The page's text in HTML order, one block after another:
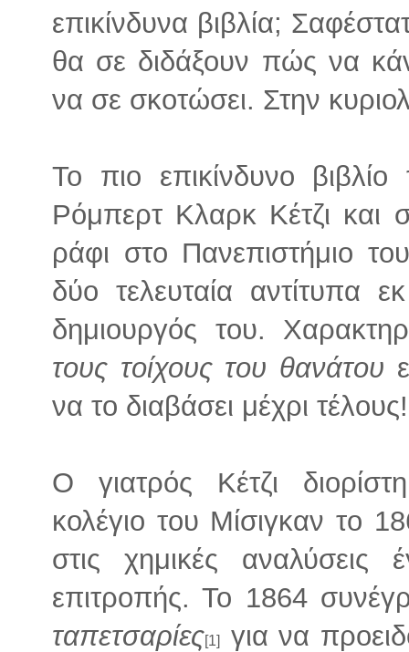
επικίνδυνα βιβλία;
θα σε διδάξουν πώς να
να σε σκοτώσει. Στην
Το πιο επικίνδυνο
Ρόμπερτ Κλαρκ Κέτζι και
ράφι στο Πανεπιστήμιο
δύο τελευταία αντίτυπα
δημιουργός του.
τους τοίχους του θανάτου
να το διαβάσει μέχρι τέλους!
Ο γιατρός Κέτζι
κολέγιο του Μίσιγκαν το
στις χημικές αναλύσεις
επιτροπής. Το 1864
ταπετσαρίες[1]
για να